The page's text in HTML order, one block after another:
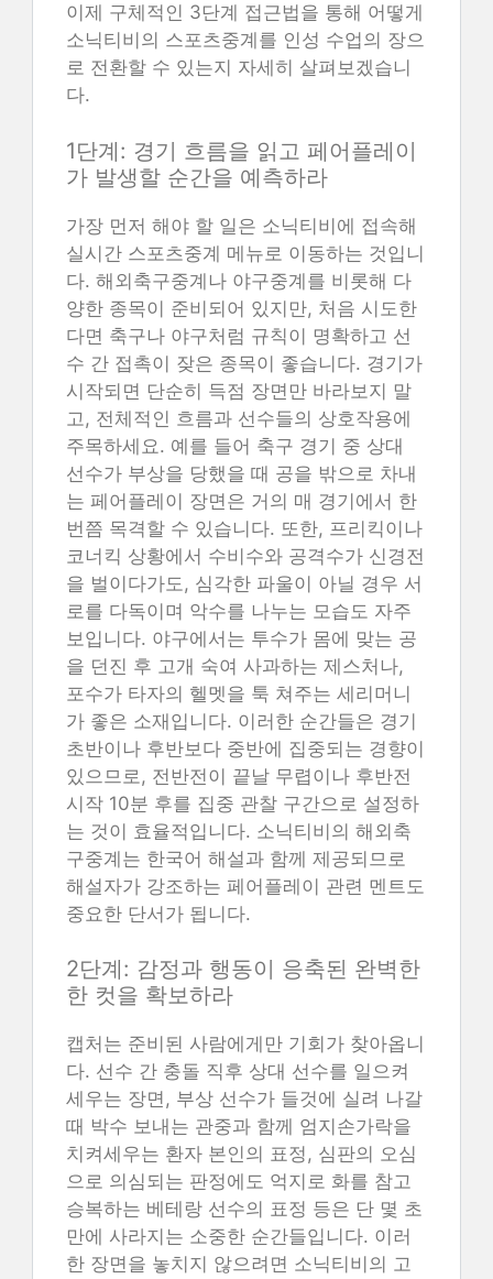
이제 구체적인 3단계 접근법을 통해 어떻게
소닉티비의 스포츠중계를 인성 수업의 장으
로 전환할 수 있는지 자세히 살펴보겠습니
다.
1단계: 경기 흐름을 읽고 페어플레이
가 발생할 순간을 예측하라
가장 먼저 해야 할 일은 소닉티비에 접속해
실시간 스포츠중계 메뉴로 이동하는 것입니
다. 해외축구중계나 야구중계를 비롯해 다
양한 종목이 준비되어 있지만, 처음 시도한
다면 축구나 야구처럼 규칙이 명확하고 선
수 간 접촉이 잦은 종목이 좋습니다. 경기가
시작되면 단순히 득점 장면만 바라보지 말
고, 전체적인 흐름과 선수들의 상호작용에
주목하세요. 예를 들어 축구 경기 중 상대
선수가 부상을 당했을 때 공을 밖으로 차내
는 페어플레이 장면은 거의 매 경기에서 한
번쯤 목격할 수 있습니다. 또한, 프리킥이나
코너킥 상황에서 수비수와 공격수가 신경전
을 벌이다가도, 심각한 파울이 아닐 경우 서
로를 다독이며 악수를 나누는 모습도 자주
보입니다. 야구에서는 투수가 몸에 맞는 공
을 던진 후 고개 숙여 사과하는 제스처나,
포수가 타자의 헬멧을 툭 쳐주는 세리머니
가 좋은 소재입니다. 이러한 순간들은 경기
초반이나 후반보다 중반에 집중되는 경향이
있으므로, 전반전이 끝날 무렵이나 후반전
시작 10분 후를 집중 관찰 구간으로 설정하
는 것이 효율적입니다. 소닉티비의 해외축
구중계는 한국어 해설과 함께 제공되므로
해설자가 강조하는 페어플레이 관련 멘트도
중요한 단서가 됩니다.
2단계: 감정과 행동이 응축된 완벽한
한 컷을 확보하라
캡처는 준비된 사람에게만 기회가 찾아옵니
다. 선수 간 충돌 직후 상대 선수를 일으켜
세우는 장면, 부상 선수가 들것에 실려 나갈
때 박수 보내는 관중과 함께 엄지손가락을
치켜세우는 환자 본인의 표정, 심판의 오심
으로 의심되는 판정에도 억지로 화를 참고
승복하는 베테랑 선수의 표정 등은 단 몇 초
만에 사라지는 소중한 순간들입니다. 이러
한 장면을 놓치지 않으려면 소닉티비의 고